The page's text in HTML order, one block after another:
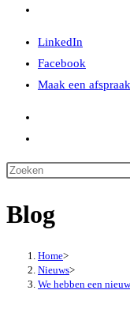
LinkedIn
Facebook
Maak een afspraak
Blog
Home>
Nieuws>
We hebben een